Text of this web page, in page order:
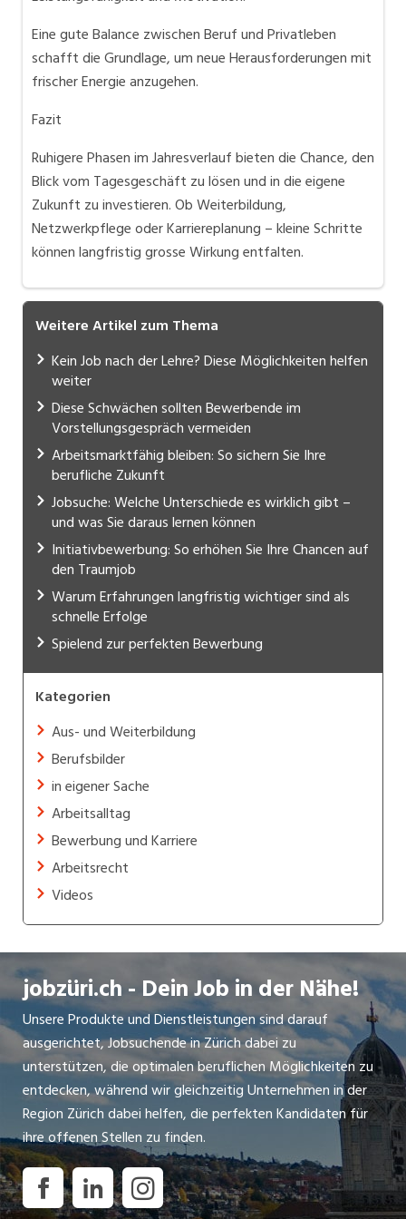
Eine gute Balance zwischen Beruf und Privatleben
schafft die Grundlage, um neue Herausforderungen mit
frischer Energie anzugehen.
Fazit
Ruhigere Phasen im Jahresverlauf bieten die Chance, den
Blick vom Tagesgeschäft zu lösen und in die eigene
Zukunft zu investieren. Ob Weiterbildung,
Netzwerkpflege oder Karriereplanung – kleine Schritte
können langfristig grosse Wirkung entfalten.
Weitere Artikel zum Thema
Kein Job nach der Lehre? Diese Möglichkeiten helfen
weiter
Diese Schwächen sollten Bewerbende im
Vorstellungsgespräch vermeiden
Arbeitsmarktfähig bleiben: So sichern Sie Ihre
berufliche Zukunft
Jobsuche: Welche Unterschiede es wirklich gibt –
und was Sie daraus lernen können
Initiativbewerbung: So erhöhen Sie Ihre Chancen auf
den Traumjob
Warum Erfahrungen langfristig wichtiger sind als
schnelle Erfolge
Spielend zur perfekten Bewerbung
Kategorien
Aus- und Weiterbildung
Berufsbilder
in eigener Sache
Arbeitsalltag
Bewerbung und Karriere
Arbeitsrecht
Videos
jobzüri.ch - Dein Job in der Nähe!
Unsere Produkte und Dienstleistungen sind darauf
ausgerichtet, Jobsuchende in Zürich dabei zu
unterstützen, die optimalen beruflichen Möglichkeiten zu
entdecken, während wir gleichzeitig Unternehmen in der
Region Zürich dabei helfen, die perfekten Kandidaten für
ihre offenen Stellen zu finden.